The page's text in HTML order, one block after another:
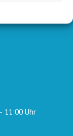
11:00 Uhr